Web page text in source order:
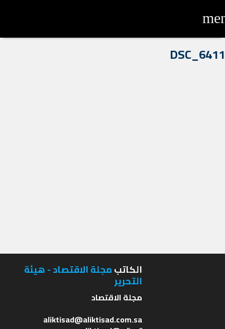
DSC_6411
الكاتبمجلة الاقتصاد - هيئة
التحرير